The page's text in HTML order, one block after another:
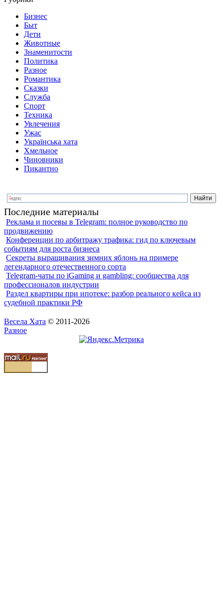
Бизнес
Быт
Дети
Животные
Знаменитости
Политика
Разное
Романтика
Сказки
Служба
Спорт
Техника
Увлечения
Ужас
Українська хата
Хмельное
Чиновники
Пикантно
Последние материалы
Реклама и посевы в Telegram: полное руководство по
продвижению
Конференции по арбитражу трафика: гид по ключевым
событиям для роста бизнеса
Секреты выращивания зимних яблонь на примере
легендарного отечественного сорта
Telegram-чаты по iGaming и gambling: сообщества для
профессионалов индустрии
Раздел квартиры при ипотеке: разбор реального кейса из
судебной практики РФ
Весела Хата © 2011-2026
Разное